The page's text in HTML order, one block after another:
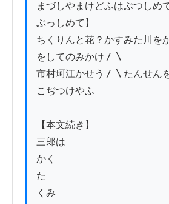
まづしやまけどふはぶつしめ
ぶっしめて】
ちくりんと花？かすみた川を
をしてのみかけ〳〵
市村珂江かせう〳〵たんせん
こぢつけやふ
【本文続き】
三郎は
かく
た
くみ